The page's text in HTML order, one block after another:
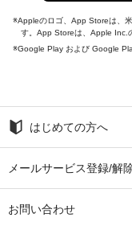
Appleのロゴ、App Storeは、
す。App Storeは、Apple Inc.
Google Play および Google
はじめての方へ
メールサービス登録/解
お問い合わせ